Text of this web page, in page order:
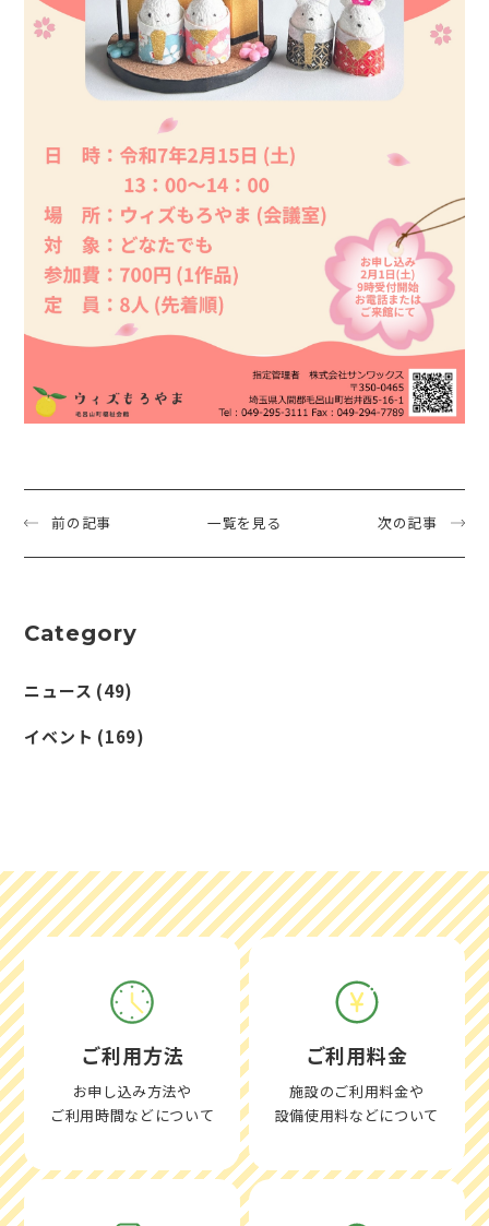
前の記事 一覧を見る 次の記事
Category
ニュース (49)
イベント (169)
ご利用方法
お申し込み方法や
ご利用時間などについて
ご利用料金
施設のご利用料金や
設備使用料などについて